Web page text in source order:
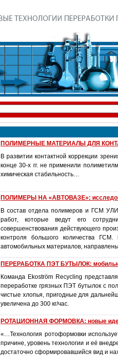
ПОЛИМЕРНЫЕ МАТЕРИАЛЫ ДЛЯ
В развитии контактной коррекции
конце 30-х гг. не применили
химическая стабильность…
ПОЛИМЕРЫ НА «АВТОВАЗЕ»:
В состав отдела полимеров и ГСМ
работ, которые ведут его
совершенствования действующего
контроля большого количества
автомобильных материалов,
ПЕРЕРАБОТКА ПЭТ БУТЫЛОК:
Команда Ekoström Recycling
переработке грязных ПЭТ бутылок с
чистые хлопья, пригодные для
увеличена до 300 кг/час.
РОТАЦИОННАЯ ФОРМОВКА: новые
«…Технология ротоформовки
причине, уровень технологии и её
достаточно сформировавшийся вид и